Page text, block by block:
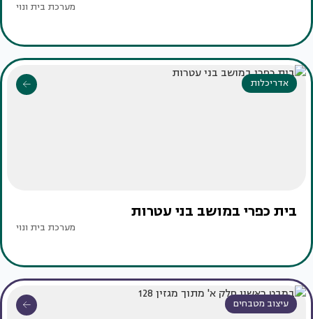
מערכת בית ונוי
אדריכלות
בית כפרי במושב בני עטרות
מערכת בית ונוי
עיצוב מטבחים